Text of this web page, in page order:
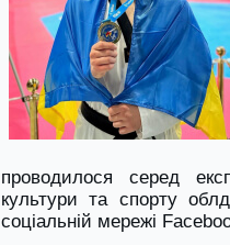
проводилося серед
культури та спорту
соціальній мережі